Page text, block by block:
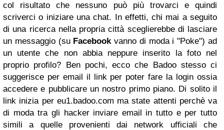
col risultato che nessuno può più trovarci e quindi
scriverci o iniziare una chat. In effetti, chi mai a seguito
di una ricerca nella propria città sceglierebbe di lasciare
un messaggio (su Facebookvanno di moda i "Poke") ad
un utente che non abbia neppure inserito la foto nel
proprio profilo? Ben pochi, ecco che Badoo stesso ci
suggerisce per email il link per poter fare la login ossia
accedere e pubblicare un nostro primo piano. Di solito il
link inizia per eu1.badoo.com ma state attenti perchè va
di moda tra gli hacker inviare email in tutto e per tutto
simili a quelle provenienti dai network ufficiali che